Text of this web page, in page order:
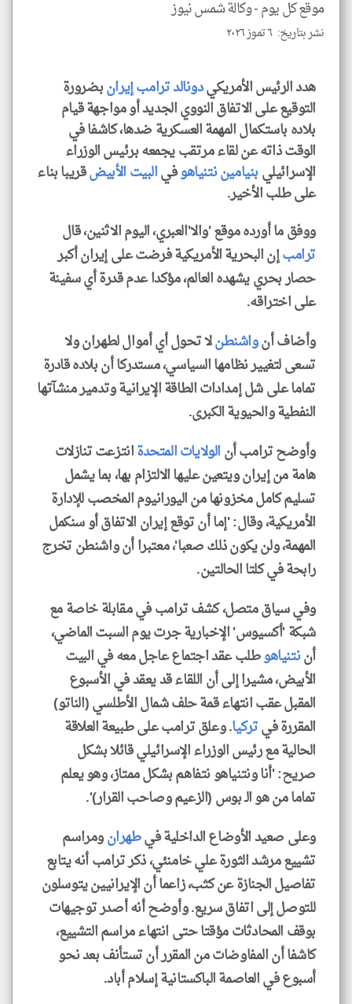
موقع كل يوم -وكالة شمس نيوز
نشر بتاريخ: ٦ تموز ٢٠٢٦
هدد الرئيس الأمريكيدونالد ترامبإيرانبضرورة
التوقيع على الاتفاق النووي الجديد أو مواجهة قيام
بلاده باستكمال المهمة العسكرية ضدها، كاشفا في
الوقت ذاته عن لقاء مرتقب يجمعه برئيس الوزراء
الإسرائيليبنيامين نتنياهوفيالبيت الأبيضقريبا بناء
على طلب الأخير.
ووفق ما أورده موقع 'والا'العبري، اليوم الاثنين، قال
ترامبإن البحرية الأمريكية فرضت على إيران أكبر
حصار بحري يشهده العالم، مؤكدا عدم قدرة أي سفينة
على اختراقه.
وأضاف أنواشنطنلا تحول أي أموال لطهران ولا
تسعى لتغيير نظامها السياسي، مستدركا أن بلاده قادرة
تماما على شل إمدادات الطاقة الإيرانية وتدمير منشآتها
النفطية والحيوية الكبرى.
وأوضح ترامب أنالولايات المتحدةانتزعت تنازلات
هامة من إيران ويتعين عليها الالتزام بها، بما يشمل
تسليم كامل مخزونها من اليورانيوم المخصب للإدارة
الأمريكية، وقال: 'إما أن توقع إيران الاتفاق أو سنكمل
المهمة، ولن يكون ذلك صعبا'، معتبرا أن واشنطن تخرج
رابحة في كلتا الحالتين.
وفي سياق متصل، كشف ترامب في مقابلة خاصة مع
شبكة 'أكسيوس' الإخبارية جرت يوم السبت الماضي،
أننتنياهوطلب عقد اجتماع عاجل معه في البيت
الأبيض، مشيرا إلى أن اللقاء قد يعقد في الأسبوع
المقبل عقب انتهاء قمة حلف شمال الأطلسي (الناتو)
المقررة فيتركيا. وعلق ترامب على طبيعة العلاقة
الحالية مع رئيس الوزراء الإسرائيلي قائلا بشكل
صريح: 'أنا ونتنياهو نتفاهم بشكل ممتاز، وهو يعلم
تماما من هو الـ بوس (الزعيم وصاحب القرار)'.
وعلى صعيد الأوضاع الداخلية فيطهرانومراسم
تشييع مرشد الثورة علي خامنئي، ذكر ترامب أنه يتابع
تفاصيل الجنازة عن كثب، زاعما أن الإيرانيين يتوسلون
للتوصل إلى اتفاق سريع. وأوضح أنه أصدر توجيهات
بوقف المحادثات مؤقتا حتى انتهاء مراسم التشييع،
كاشفا أن المفاوضات من المقرر أن تستأنف بعد نحو
أسبوع في العاصمة الباكستانية إسلام أباد.
klyoum.com